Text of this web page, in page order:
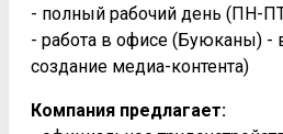
- полный рабочий день (ПН-
- работа в офисе (Буюканы) -
создание медиа-контента)
Компания предлагает: